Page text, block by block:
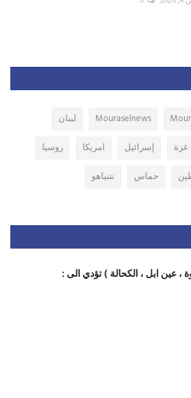
Mouraselnews
لبنان
غزة إسرائيل امريكا
روسيا
حماس نتنياهو
، عين ابل ، الكحالة ) تؤدي الى :